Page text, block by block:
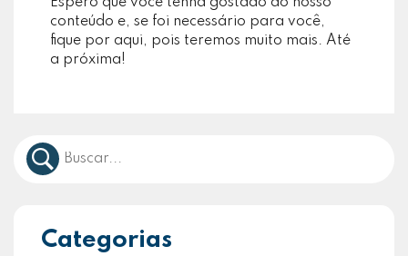
conteúdo e, se foi necessário para você,
fique por aqui, pois teremos muito mais. Até
a próxima!
Categorias